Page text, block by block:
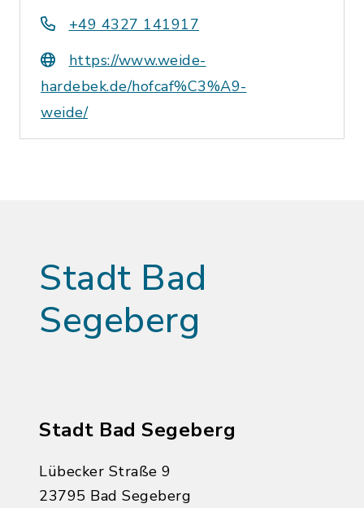
+49 4327 141917
https://www.weide-
hardebek.de/hofcaf%C3%A9-
weide/
Stadt Bad
Segeberg
Stadt Bad Segeberg
Lübecker Straße 9
23795 Bad Segeberg